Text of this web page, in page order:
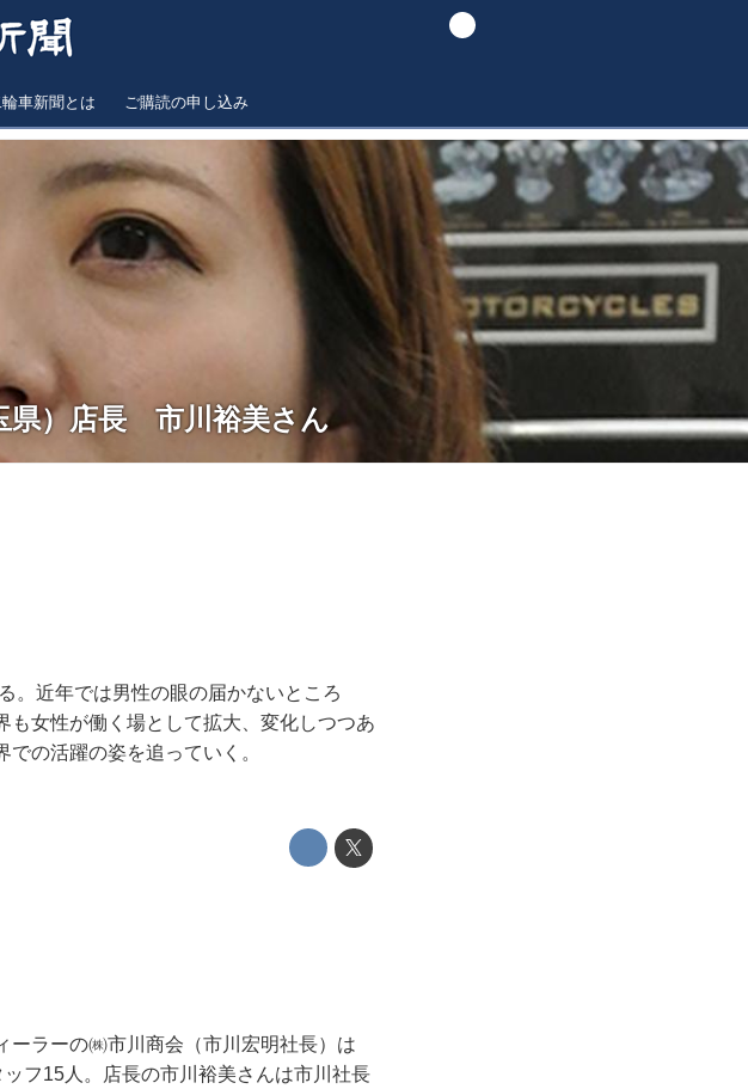
車新聞とは ご購読の申し込み
県）店長 市川裕美さん
。近年では男性の眼の届かないところ
女性が働く場として拡大、変化しつつあ
の活躍の姿を追っていく。
ラーの㈱市川商会（市川宏明社長）は
フ15人。店長の市川裕美さんは市川社長